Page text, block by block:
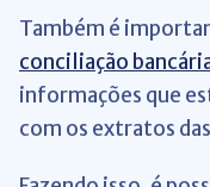
Também é
conciliação
informações que
com os extratos